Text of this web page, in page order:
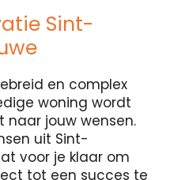
Sint-
en complex
woning wordt
jouw wensen.
uit Sint-
voor je klaar om
tot een succes te